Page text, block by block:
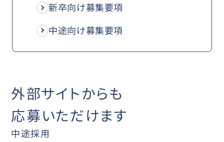
新卒向け募集要項
中途向け募集要項
外部サイトからも
応募いただけます
中途採用